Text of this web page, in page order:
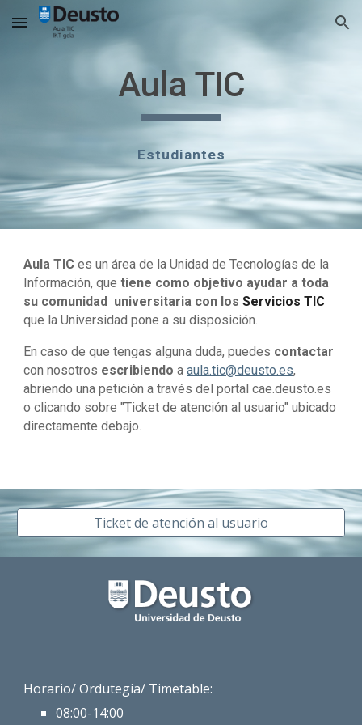
Skip to main content Skip to navigation
Aula TIC
Estudiantes
Aula TIC es un área de la Unidad de Tecnologías de la
Información, que tiene como objetivo ayudar a toda
su comunidad universitaria con losServicios TIC
que la Universidad pone a su disposición.
En caso de que tengas alguna duda, puedes contactar
con nosotros escribiendo aaula.tic@deusto.es,
abriendo una petición a través delportalcae.deusto.es
o clicando sobre "Ticket de atención al usuario" ubicado
directamente debajo.
Ticket de atención al usuario
Horario/Ordutegia/ Timetable:
08:00-14:00